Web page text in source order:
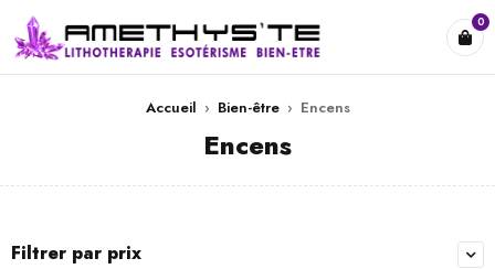
0
Accueil › Bien-être › Encens
Encens
Filtrer par prix